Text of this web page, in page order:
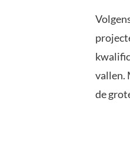
vallen.
de